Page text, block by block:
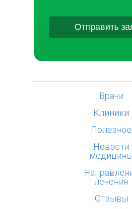
Отправить
Врачи
Клиники
Полезное
Новости
медицины
лечения
Отзывы